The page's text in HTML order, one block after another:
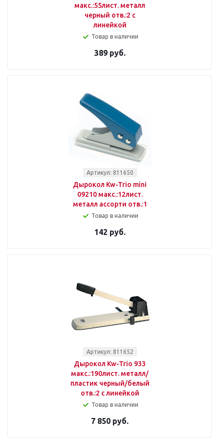
макс.:55лист. металл
черный отв.:2 с
линейкой
Товар в наличии
389 руб.
Артикул: 811650
Дырокол Kw-Trio mini
09210 макс.:12лист.
металл ассорти отв.:1
Товар в наличии
142 руб.
Артикул: 811652
Дырокол Kw-Trio 933
макс.:190лист. металл/
пластик черный/белый
отв.:2 с линейкой
Товар в наличии
7 850 руб.